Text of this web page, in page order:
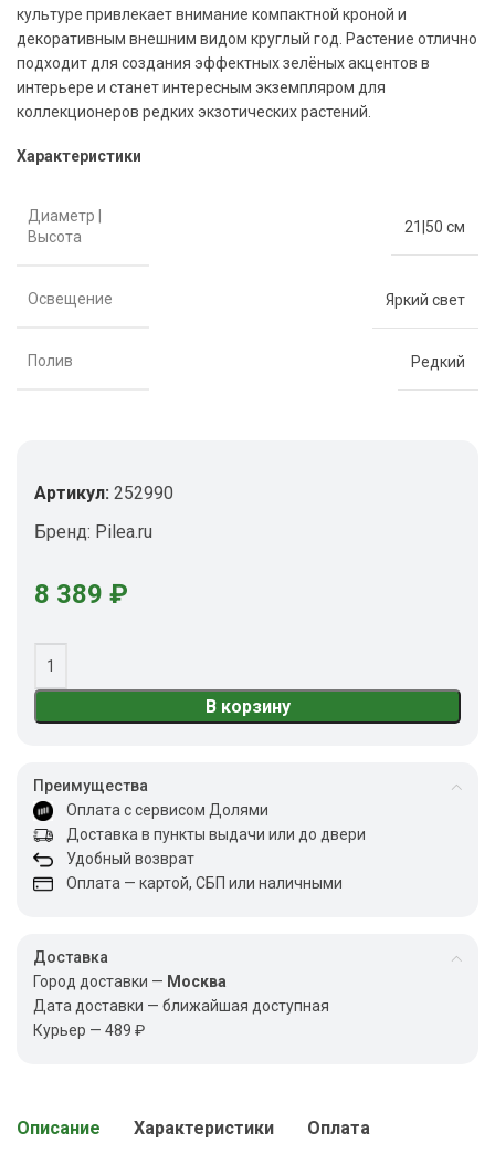
культуре привлекает внимание компактной кроной и
декоративным внешним видом круглый год. Растение отлично
подходит для создания эффектных зелёных акцентов в
интерьере и станет интересным экземпляром для
коллекционеров редких экзотических растений.
Характеристики
Диаметр |
Высота
21|50 см
Освещение Яркий свет
Полив Редкий
Артикул: 252990
Бренд: Pilea.ru
8 389 ₽
В корзину
Преимущества
Оплата с сервисом Долями
Доставка в пункты выдачи или до двери
Удобный возврат
Оплата — картой, СБП или наличными
Доставка
Город доставки — Москва
Дата доставки — ближайшая доступная
Курьер — 489 ₽
Описание Характеристики Оплата